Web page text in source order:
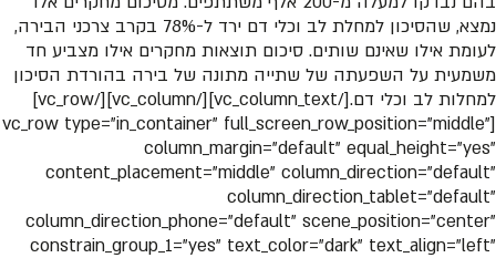
נמצא, שהסיכון למחלת לב וכלי דם ירד ל-78% בקרב צרכני הבירה,
לעומת אילו שאינם שותים. סיכום תוצאות מחקרים אילו מצביע חד
משמעית על השפעתה של שתייה מתונה של בירה בהורדת הסיכון
למחלות לב וכלי דם.[/vc_column_text][/vc_column][/vc_row]
[vc_row type=”in_container” full_screen_row_position=”middle”
column_margin=”default” equal_height=”yes”
content_placement=”middle” column_direction=”default”
column_direction_tablet=”default”
column_direction_phone=”default” scene_position=”center”
constrain_group_1=”yes” text_color=”dark” text_align=”left”